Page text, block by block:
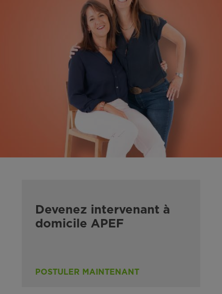
Devenez intervenant à
domicile APEF
POSTULER MAINTENANT